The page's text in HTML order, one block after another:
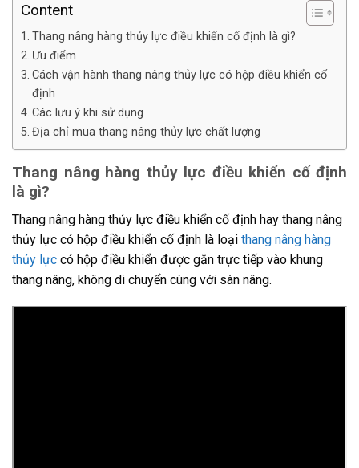
Content
Thang nâng hàng thủy lực điều khiển cố định là gì?
Ưu điểm
Cách vận hành thang nâng thủy lực có hộp điều khiển cố
định
Các lưu ý khi sử dụng
Địa chỉ mua thang nâng thủy lực chất lượng
Thang nâng hàng thủy lực điều khiển cố định
là gì?
Thang nâng hàng thủy lực điều khiển cố định hay thang nâng
thủy lực có hộp điều khiển cố định là loại thang nâng hàng
thủy lực có hộp điều khiển được gắn trực tiếp vào khung
thang nâng, không di chuyển cùng với sàn nâng.